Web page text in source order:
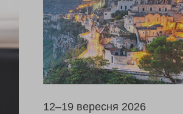
12–19 вересня 2026